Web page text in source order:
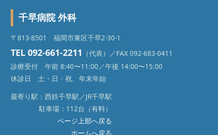
千早病院 外科
〒813-8501 福岡市東区千早2-30-1
TEL 092-661-2211
（代表）／FAX 092-683-0411
診療受付 午前 8:40〜11:00／午後 14:00〜15:00
休診日 土・日・祝、年末年始
最寄り駅：西鉄千早駅／JR千早駅
駐車場：112台（有料）
ページ上部へ戻る
ホームへ戻る